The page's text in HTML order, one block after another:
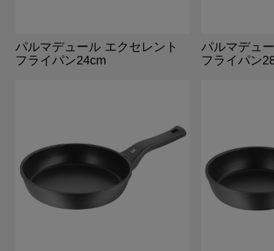
パルマデュール エクセレント
フライパン24cm
パルマデュ
フライパン